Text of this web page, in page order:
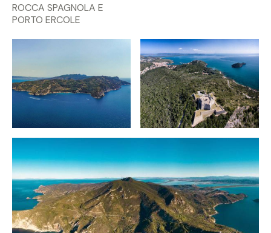
ROCCA SPAGNOLA E
PORTO ERCOLE